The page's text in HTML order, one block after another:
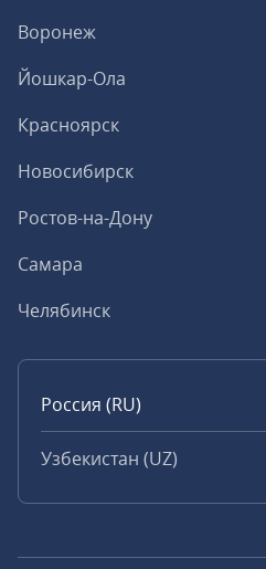
Воронеж
Йошкар-Ола
Красноярск
Новосибирск
Ростов-на-Дону
Самара
Челябинск
Россия (RU)
Узбекистан (UZ)